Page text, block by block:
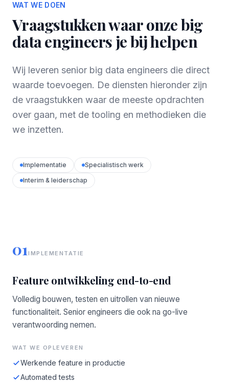
WAT WE DOEN
Vraagstukken waar onze big
data engineers je bij helpen
Wij leveren senior big data engineers die direct
waarde toevoegen. De diensten hieronder zijn
de vraagstukken waar de meeste opdrachten
over gaan, met de tooling en methodieken die
we inzetten.
Implementatie
Specialistisch werk
Interim & leiderschap
01IMPLEMENTATIE
Feature ontwikkeling end-to-end
Volledig bouwen, testen en uitrollen van nieuwe
functionaliteit. Senior engineers die ook na go-live
verantwoording nemen.
WAT WE OPLEVEREN
Werkende feature in productie
Automated tests